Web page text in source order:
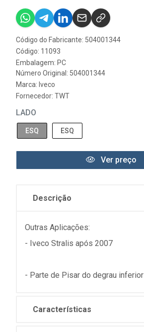
Código do Fabricante: 504001344
Código: 11093
Embalagem: PC
Número Original: 504001344
Marca: Iveco
Fornecedor: TWT
LADO
ESQ ESQ
Ver preço
Descrição
Outras Aplicações:
- Iveco Stralis após 2007
- Parte de Pisar do degrau inferior
Características